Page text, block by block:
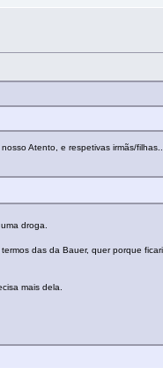
Atento, e respetivas irmãs/
droga.
das da Bauer, quer porque
mais dela.